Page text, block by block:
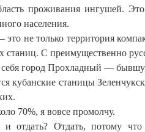
проживания ингушей.
населения.
не только территория
станиц. С преимущественно
себя город Прохладный —
кубанские станицы
70%, я вовсе промолчу.
и отдать? Отдать, потому